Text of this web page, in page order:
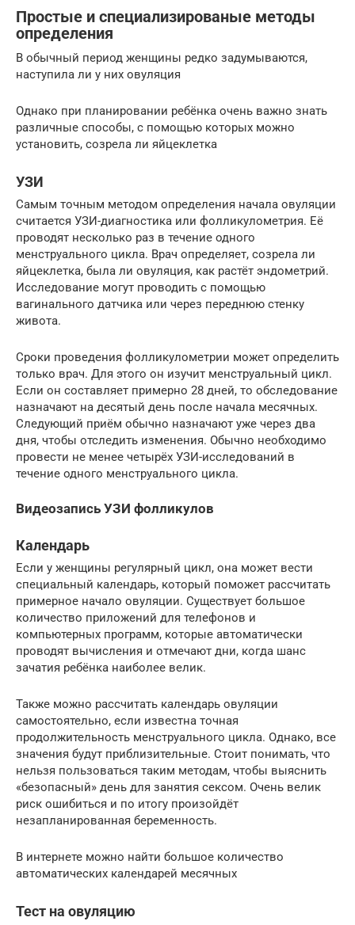
Простые и специализированые методы
определения
В обычный период женщины редко задумываются,
наступила ли у них овуляция
Однако при планировании ребёнка очень важно знать
различные способы, с помощью которых можно
установить, созрела ли яйцеклетка
УЗИ
Самым точным методом определения начала овуляции
считается УЗИ-диагностика или фолликулометрия. Её
проводят несколько раз в течение одного
менструального цикла. Врач определяет, созрела ли
яйцеклетка, была ли овуляция, как растёт эндометрий.
Исследование могут проводить с помощью
вагинального датчика или через переднюю стенку
живота.
Сроки проведения фолликулометрии может определить
только врач. Для этого он изучит менструальный цикл.
Если он составляет примерно 28 дней, то обследование
назначают на десятый день после начала месячных.
Следующий приём обычно назначают уже через два
дня, чтобы отследить изменения. Обычно необходимо
провести не менее четырёх УЗИ-исследований в
течение одного менструального цикла.
Видеозапись УЗИ фолликулов
Календарь
Если у женщины регулярный цикл, она может вести
специальный календарь, который поможет рассчитать
примерное начало овуляции. Существует большое
количество приложений для телефонов и
компьютерных программ, которые автоматически
проводят вычисления и отмечают дни, когда шанс
зачатия ребёнка наиболее велик.
Также можно рассчитать календарь овуляции
самостоятельно, если известна точная
продолжительность менструального цикла. Однако, все
значения будут приблизительные. Стоит понимать, что
нельзя пользоваться таким методам, чтобы выяснить
«безопасный» день для занятия сексом. Очень велик
риск ошибиться и по итогу произойдёт
незапланированная беременность.
В интернете можно найти большое количество
автоматических календарей месячных
Тест на овуляцию